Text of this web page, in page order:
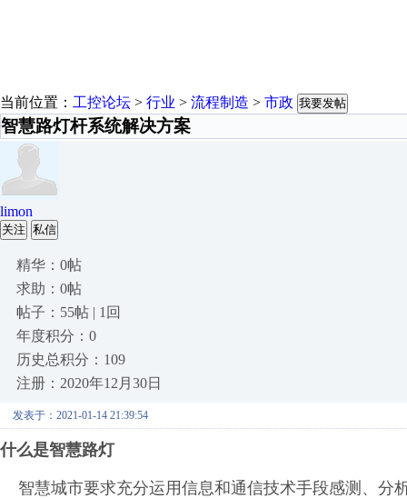
当前位置： 工控论坛 > 行业 > 流程制造 > 市政 我要发帖
智慧路灯杆系统解决方案
limon
关注 私信
精华：0帖
求助：0帖
帖子：55帖 | 1回
年度积分：0
历史总积分：109
注册：2020年12月30日
发表于：2021-01-14 21:39:54
什么是智慧路灯
智慧城市要求充分运用信息和通信技术手段感测、分